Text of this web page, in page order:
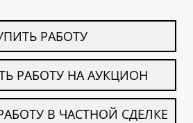
РАБОТУ
РАБОТУ НА АУКЦИОН
В ЧАСТНОЙ СДЕЛКЕ